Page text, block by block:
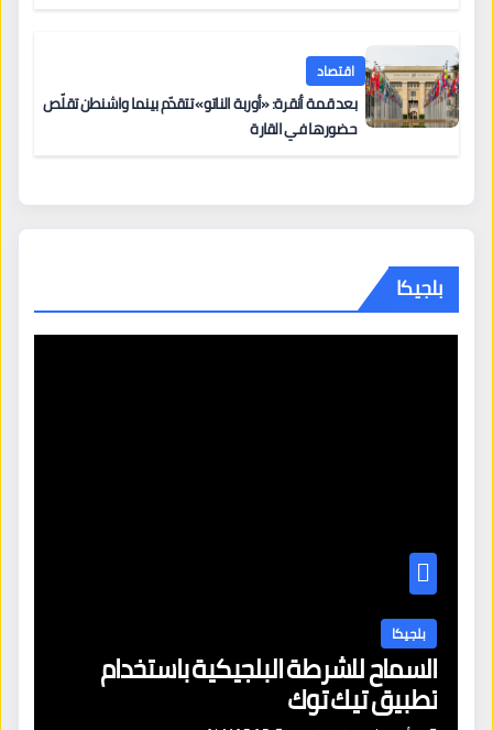
اقتصاد
بعد قمة أنقرة: «أوربة الناتو» تتقدّم بينما واشنطن تقلّص
حضورها في القارة
بلجيكا
بلجيكا
السماح للشرطة البلجيكية باستخدام
تطبيق تيك توك